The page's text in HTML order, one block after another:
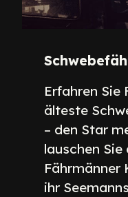
Erfahren Sie
älteste
– den Star
lauschen
Fährmänner
ihr